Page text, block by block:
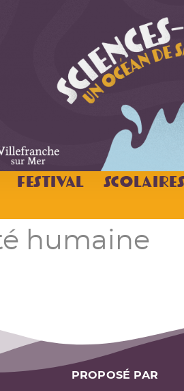
Festival Scolaires
humaine
PROPOSÉ PAR